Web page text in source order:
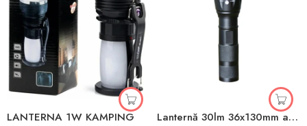
LANTERNA 1W KAMPING Lanternă 30lm 36x130mm aluminiu Elmos